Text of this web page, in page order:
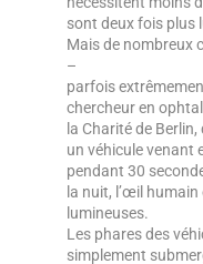
sont deux fois plus
Mais de nombreux
–
parfois
chercheur en
la Charité de
un véhicule venant
pendant 30
la nuit, l’œil
lumineuses.
Les phares des
simplement